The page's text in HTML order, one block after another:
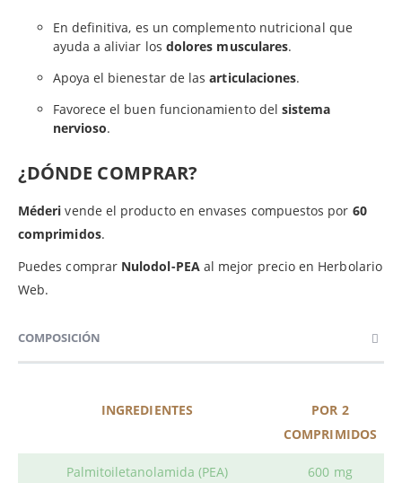
En definitiva, es un complemento nutricional que
ayuda a aliviar los dolores musculares.
Apoya el bienestar de lasarticulaciones.
Favorece el buen funcionamiento delsistema
nervioso.
¿DÓNDE COMPRAR?
Méderi vende el producto en envases compuestos por 60
comprimidos.
Puedes comprar Nulodol-PEA al mejor precio en Herbolario
Web.
COMPOSICIÓN
INGREDIENTES
POR 2
COMPRIMIDOS
Palmitoiletanolamida (PEA) 600 mg